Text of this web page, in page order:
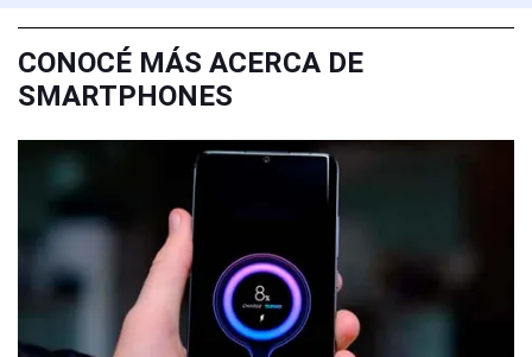
CONOCÉ MÁS ACERCA DE
SMARTPHONES